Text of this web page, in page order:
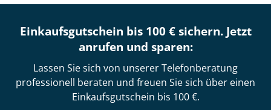
Einkaufsgutschein bis 100 € sichern. Jetzt
anrufen und sparen:
Lassen Sie sich von unserer Telefonberatung
professionell beraten und freuen Sie sich über einen
Einkaufsgutschein bis 100 €.